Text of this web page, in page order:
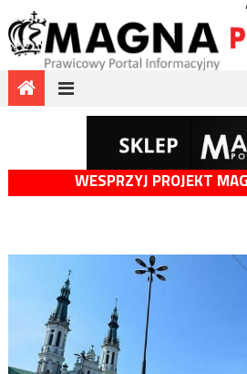
WESPRZYJ PROJEKT